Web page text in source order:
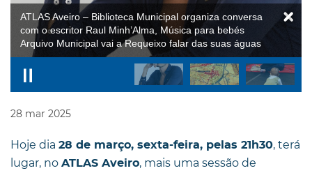
28 mar 2025
Hoje dia 28 de março, sexta-feira, pelas 21h30, terá
lugar, no ATLAS Aveiro, mais uma sessão de